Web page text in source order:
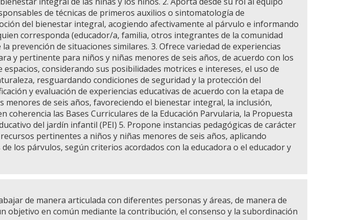
de técnicas de primeros auxilios o sintomatología de
del bienestar integral, acogiendo afectivamente al párvulo e informando
corresponda (educador/a, familia, otros integrantes de la comunidad
prevención de situaciones similares. 3. Ofrece variedad de experiencias
y pertinente para niños y niñas menores de seis años, de acuerdo con los
considerando sus posibilidades motrices e intereses, el uso de
resguardando condiciones de seguridad y la protección del
y evaluación de experiencias educativas de acuerdo con la etapa de
menores de seis años, favoreciendo el bienestar integral, la inclusión,
coherencia las Bases Curriculares de la Educación Parvularia, la Propuesta
del jardín infantil (PEI) 5. Propone instancias pedagógicas de carácter
pertinentes a niños y niñas menores de seis años, aplicando
los párvulos, según criterios acordados con la educadora o el educador y
de manera articulada con diferentes personas y áreas, de manera de
objetivo en común mediante la contribución, el consenso y la subordinación